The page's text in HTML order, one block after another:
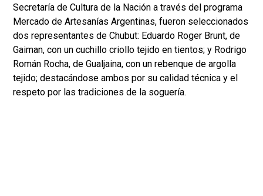
Secretaría de Cultura de la Nación a través del programa
Mercado de Artesanías Argentinas, fueron seleccionados
dos representantes de Chubut: Eduardo Roger Brunt, de
Gaiman, con un cuchillo criollo tejido en tientos; y Rodrigo
Román Rocha, de Gualjaina, con un rebenque de argolla
tejido; destacándose ambos por su calidad técnica y el
respeto por las tradiciones de la soguería.